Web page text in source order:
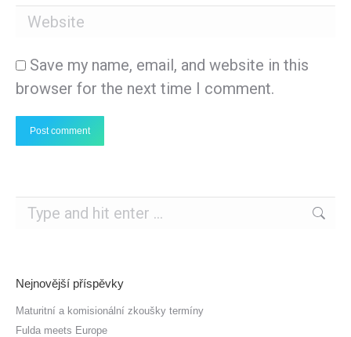
Website
Save my name, email, and website in this
browser for the next time I comment.
Post comment
Search:
Nejnovější příspěvky
Maturitní a komisionální zkoušky termíny
Fulda meets Europe